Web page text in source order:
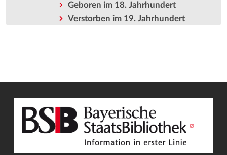
Geboren im 18. Jahrhundert
Verstorben im 19. Jahrhundert